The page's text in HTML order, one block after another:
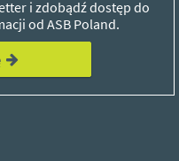
i zdobądź dostęp do
od ASB Poland.